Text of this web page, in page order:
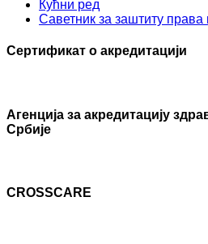
Кућни ред
Саветник за заштиту права
Сертификат о акредитацији
Агенцијa за акредитацију
Србије
CROSSCARE